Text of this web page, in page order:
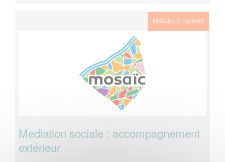
Exclusion & Pauvreté
Mediation sociale : accompagnement
extérieur